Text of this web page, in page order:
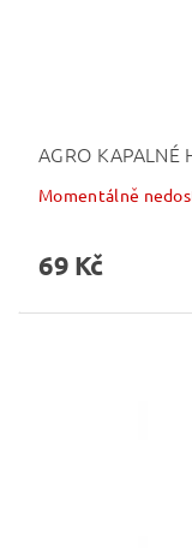
AGRO KAPALNÉ
Momentálně
69 Kč